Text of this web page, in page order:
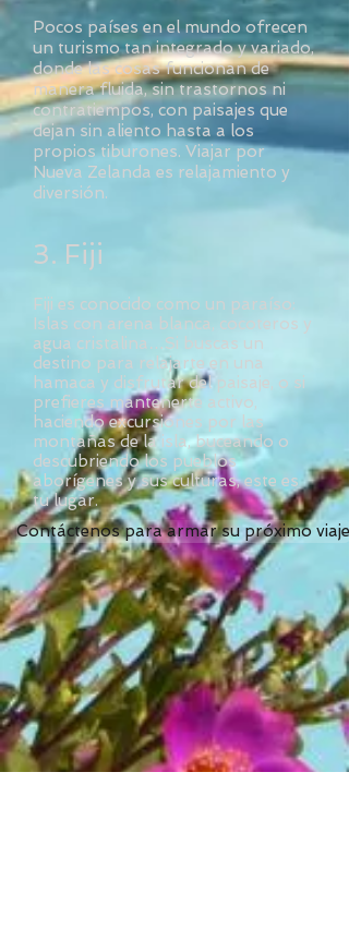
Pocos países en el mundo ofrecen
un turismo tan integrado y variado,
donde las cosas funcionan de
manera fluida, sin trastornos ni
contratiempos, con paisajes que
dejan sin aliento hasta a los
propios tiburones. Viajar por
Nueva Zelanda es relajamiento y
diversión.
3. Fiji
Fiji es conocido como un paraíso:
Islas con arena blanca, cocoteros y
agua cristalina…Si buscas un
destino para relajarte en una
hamaca y disfrutar del paisaje, o si
prefieres mantenerte activo,
haciendo excursiones por las
montañas de la isla, buceando o
descubriendo los pueblos
aborígenes y sus culturas, este es
tu lugar.
Contáctenos para armar su próximo viaje